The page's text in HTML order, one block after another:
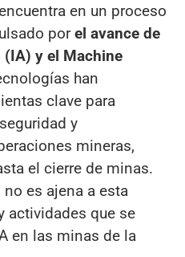
en un proceso
porel avance de
y el Machine
han
clave para
y
mineras,
el cierre de minas.
es ajena a esta
actividades que se
en las minas de la